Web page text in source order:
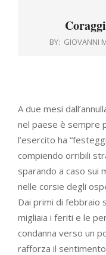
BY: GIOVANNI
A due mesi
nel paese è sempre
l’esercito ha
compiendo orribili
sparando a caso sui
nelle corsie degli
Dai primi di febbraio
migliaia i feriti e le
condanna verso un
rafforza il